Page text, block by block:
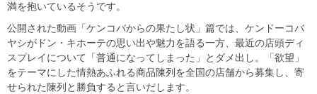
満を抱いているそうです。
公開された動画「ケンコバからの果たし状」篇では、ケンドーコバ
ヤシがドン・キホーテの思い出や魅力を語る一方、最近の店頭ディ
スプレイについて「普通になってしまった」とダメ出し。「欲望」
をテーマにした情熱あふれる商品陳列を全国の店舗から募集し、寄
せられた陳列と勝負すると言いだします。